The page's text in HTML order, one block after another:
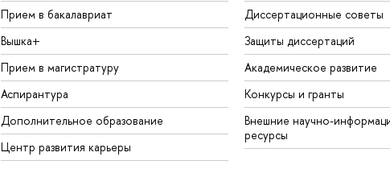
Прием в бакалавриат
Вышка+
Прием в магистратуру
Аспирантура
Дополнительное образование
Центр развития карьеры
Диссертационные советы
Защиты диссертаций
Академическое развитие
Конкурсы и гранты
Внешние научно-
ресурсы